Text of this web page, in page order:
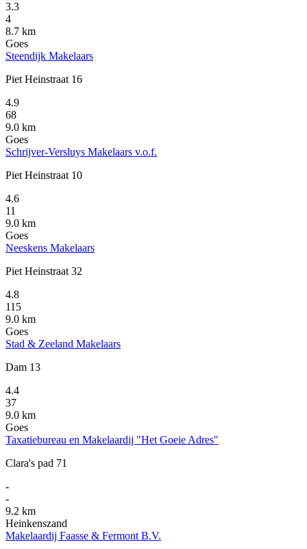
3.3
4
8.7 km
Goes
Steendijk Makelaars
Piet Heinstraat 16
4.9
68
9.0 km
Goes
Schrijver-Versluys Makelaars v.o.f.
Piet Heinstraat 10
4.6
11
9.0 km
Goes
Neeskens Makelaars
Piet Heinstraat 32
4.8
115
9.0 km
Goes
Stad & Zeeland Makelaars
Dam 13
4.4
37
9.0 km
Goes
Taxatiebureau en Makelaardij "Het Goeie Adres"
Clara's pad 71
-
-
9.2 km
Heinkenszand
Makelaardij Faasse & Fermont B.V.